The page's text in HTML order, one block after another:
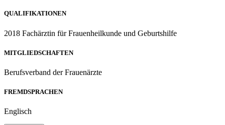
QUALIFIKATIONEN
2018 Fachärztin für Frauenheilkunde und Geburtshilfe
MITGLIEDSCHAFTEN
Berufsverband der Frauenärzte
FREMDSPRACHEN
Englisch